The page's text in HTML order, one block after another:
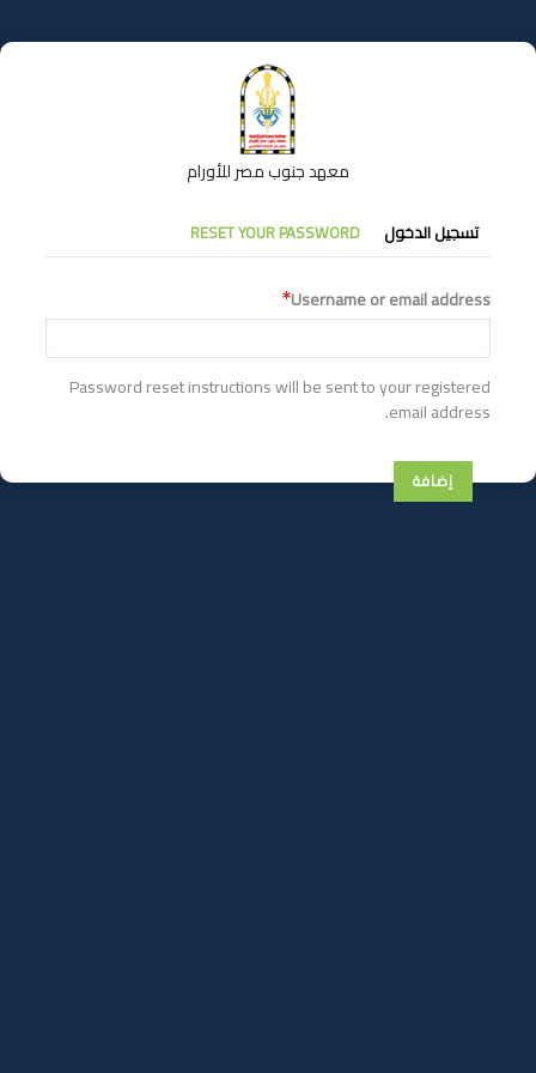
إلى
المحتوى
معهد جنوب مصر للأورام
التبويبات
الأساسية
تسجيل الدخول RESET YOUR PASSWORD
Username or email address
Password reset instructions will be sent to your registered
email address.